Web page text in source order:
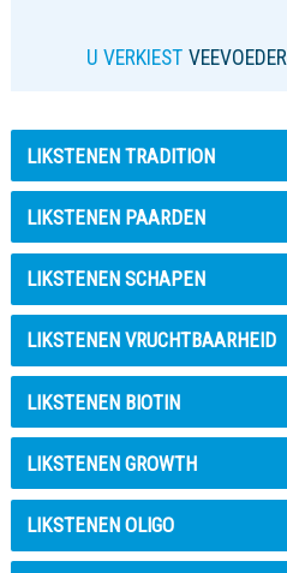
U VERKIEST VEEVOEDER
LIKSTENEN TRADITION
LIKSTENEN PAARDEN
LIKSTENEN SCHAPEN
LIKSTENEN VRUCHTBAARHEID
LIKSTENEN BIOTIN
LIKSTENEN GROWTH
LIKSTENEN OLIGO